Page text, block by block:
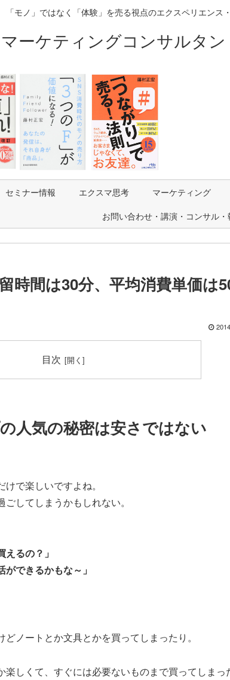
「モノ」ではなく「体験」を売る視点のエクスペリエンス
マーケティングコンサルタ
セミナー情報 エクスマ思考 マーケティング
お問い合わせ・講演・コンサル
時間は30分、平均消費単価は
目次
人気の秘密は安さではない
で楽しいですよね。
してしまうかもしれない。
えるの？」
ができるかもな～」
ノートとか文具とかを買ってしまったり。
楽しくて、すぐには必要ないものまで買ってしまっ